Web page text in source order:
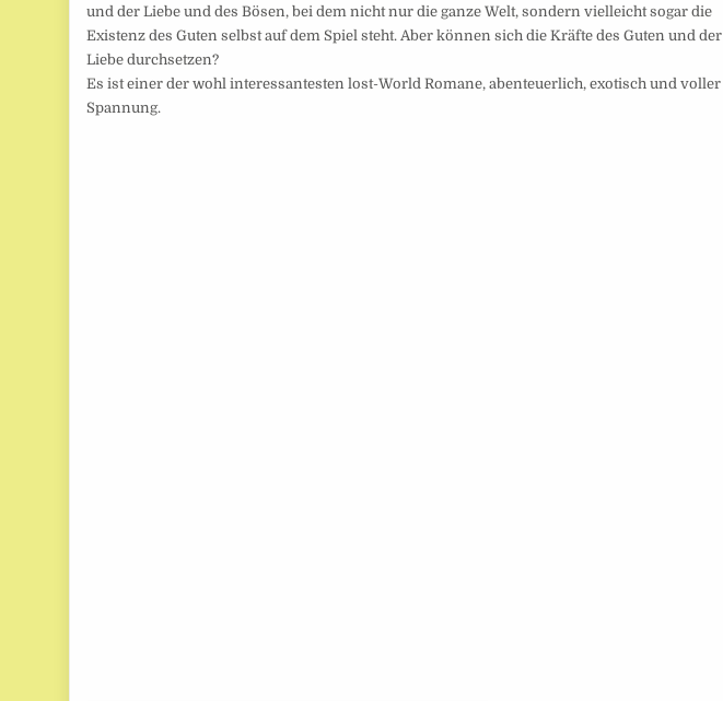
und der Liebe und des Bösen, bei dem nicht nur die ganze Welt, sondern vielleicht sogar die
Existenz des Guten selbst auf dem Spiel steht. Aber können sich die Kräfte des Guten und der
Liebe durchsetzen?
Es ist einer der wohl interessantesten lost-World Romane, abenteuerlich, exotisch und voller
Spannung.